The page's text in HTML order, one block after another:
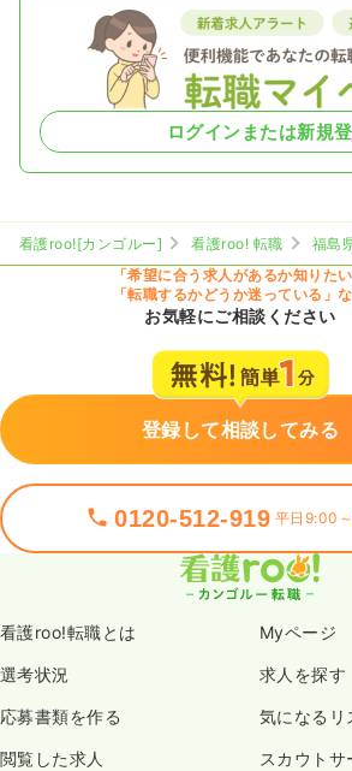
ログインまたは新規
看護roo![カンゴルー] 看護roo! 転職 福島
「希望に合う求人があるか知りたい
「転職するかどうか迷っている」
お気軽にご相談ください
登録して相談してみる
0120-512-919 平日9:00
看護roo!転職とは Myページ
選考状況 求人を探す
応募書類を作る 気になるリ
閲覧した求人 スカウトサ